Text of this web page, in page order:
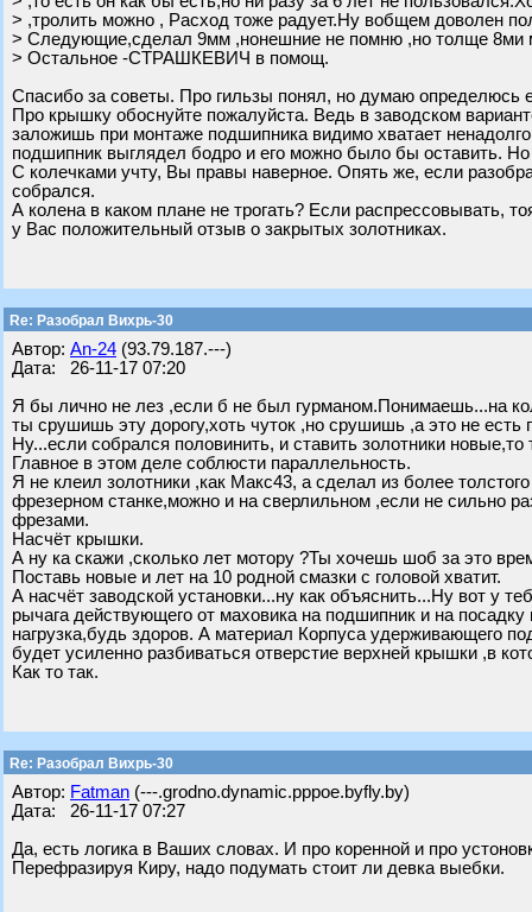
> ,тролить можно , Расход тоже радует.Ну вобщем доволен
> Следующие,сделал 9мм ,нонешние не помню ,но толще 8ми
> Остальное -СТРАШКЕВИЧ в помощ.
Спасибо за советы. Про гильзы понял, но думаю
Про крышку обоснуйте пожалуйста. Ведь в заводском
заложишь при монтаже подшипника видимо хватает
подшипник выглядел бодро и его можно было бы оставить.
С колечками учту, Вы правы наверное. Опять же, если
собрался.
А колена в каком плане не трогать? Если распрессовывать,
у Вас положительный отзыв о закрытых золотниках.
Re: Разобрал Вихрь-30
Автор: An-24 (93.79.187.---)
Дата: 26-11-17 07:20
Я бы лично не лез ,если б не был гурманом.Понимаешь...на
ты срушишь эту дорогу,хоть чуток ,но срушишь ,а это не есть
Ну...если собрался половинить, и ставить золотники
Главное в этом деле соблюсти параллельность.
Я не клеил золотники ,как Макс43, а сделал из более
фрезерном станке,можно и на сверлильном ,если не сильно
фрезами.
Насчёт крышки.
А ну ка скажи ,сколько лет мотору ?Ты хочешь шоб за это
Поставь новые и лет на 10 родной смазки с головой хватит.
А насчёт заводской установки...ну как объяснить...Ну вот у
рычага действующего от маховика на подшипник и на
нагрузка,будь здоров. А материал Корпуса удерживающего
будет усиленно разбиваться отверстие верхней крышки ,в
Как то так.
Re: Разобрал Вихрь-30
Автор: Fatman (---.grodno.dynamic.pppoe.byfly.by)
Дата: 26-11-17 07:27
Да, есть логика в Ваших словах. И про коренной и про
Перефразируя Киру, надо подумать стоит ли девка выебки.